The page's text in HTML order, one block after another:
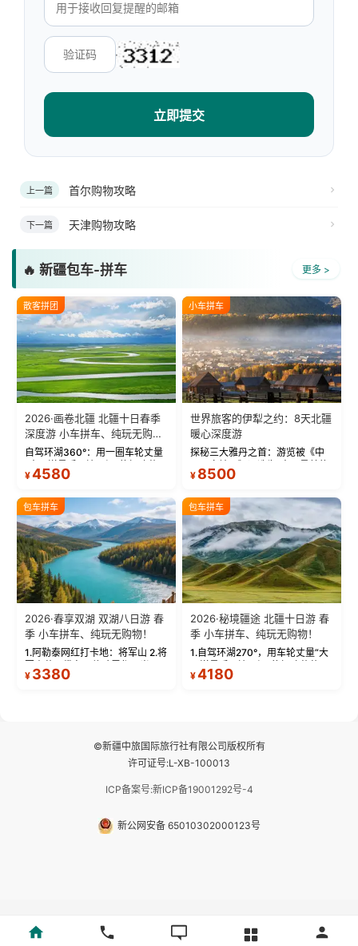
立即提交
上一篇 首尔购物攻略
下一篇 天津购物攻略
🔥 新疆包车-拼车 更多 >
散客拼团
2026·画卷北疆 北疆十日春季
深度游 小车拼车、纯玩无购
物！
自驾环湖360°：用一圈车轮丈量
蓝。 赛湖旅拍：甄选多款风格服
绝美瞬间。 赛湖坦克300跟车视
频：专业摄影师...
¥4580
小车拼车
世界旅客的伊犁之约：8天北疆
暖心深度游
探秘三大雅丹之首：游览被《中
三大雅丹”第一名的克拉玛依魔鬼
瓦人最大村落——禾木村，欣赏
晨雾与小木...
¥ 8500
包车拼车
2026·春享双湖 双湖八日游 春
季 小车拼车、纯玩无购物！
1.阿勒泰网红打卡地：将军山 2.将
军山落日缆车，体验雪都风光 3.
将军山，夕阳派对，蹦迪party 4.
¥ 3380
包车拼车
2026·秘境疆途 北疆十日游 春
季 小车拼车、纯玩无购物！
1.自驾环湖270°，用车轮丈量“大
西洋最后一滴眼泪”的极致蔚蓝，
让雪山、花海与深邃湖水在转弯
¥4180
©新疆中旅国际旅行社有限公司版权所有
许可证号:L-XB-100013
ICP备案号:新ICP备19001292号-4
新公网安备 65010302000123号